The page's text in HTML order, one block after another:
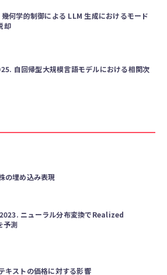
何学的制御による LLM 生成におけるモード
却
自回帰型大規模言語モデルにおける相関次
の埋め込み表現
ニューラル分布変換でRealized
測
キストの価格に対する影響